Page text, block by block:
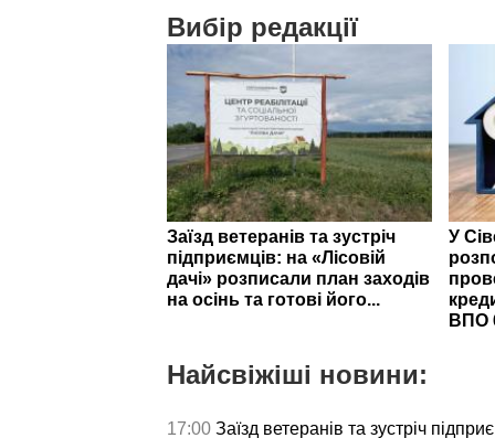
Вибір редакції
Заїзд ветеранів та зустріч
підприємців: на «Лісовій
дачі» розписали план заходів
на осінь та готові його...
У
ВПО
Найсвіжіші новини:
17:00 Заїзд ветеранів та зустріч